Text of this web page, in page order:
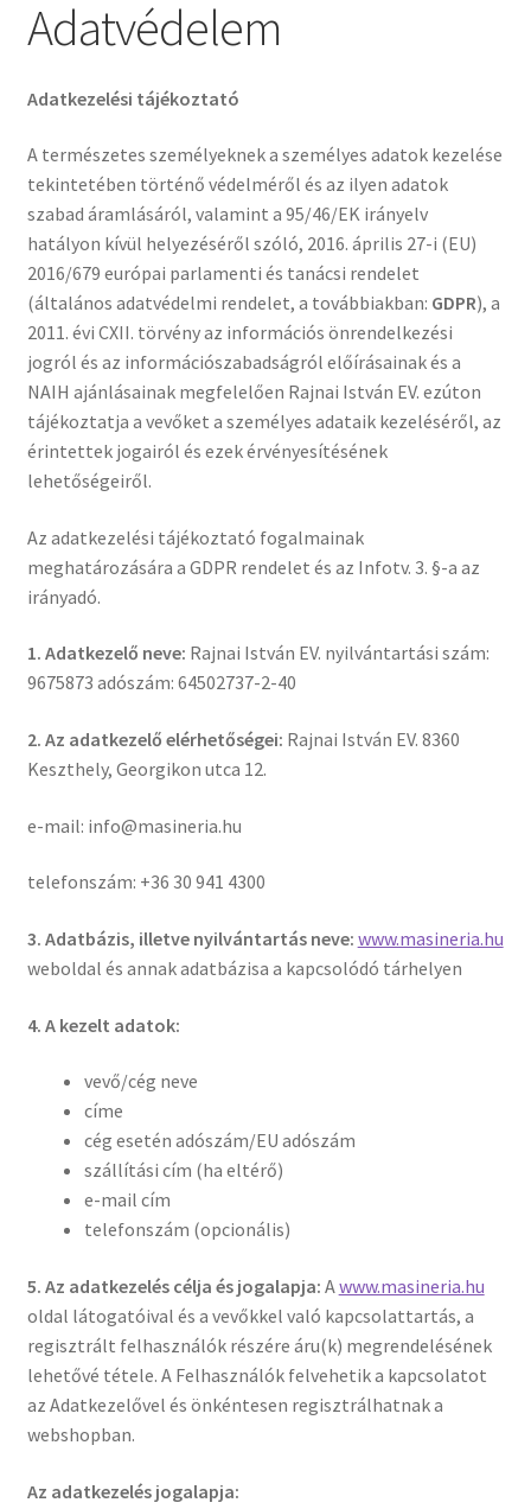
Adatvédelem
Adatkezelési tájékoztató
A természetes személyeknek a személyes adatok kezelése
tekintetében történő védelméről és az ilyen adatok
szabad áramlásáról, valamint a 95/46/EK irányelv
hatályon kívül helyezéséről szóló, 2016. április 27-i (EU)
2016/679 európai parlamenti és tanácsi rendelet
(általános adatvédelmi rendelet, a továbbiakban: GDPR), a
2011. évi CXII. törvény az információs önrendelkezési
jogról és az információszabadságról előírásainak és a
NAIH ajánlásainak megfelelően Rajnai István EV. ezúton
tájékoztatja a vevőket a személyes adataik kezeléséről, az
érintettek jogairól és ezek érvényesítésének
lehetőségeiről.
Az adatkezelési tájékoztató fogalmainak
meghatározására a GDPR rendelet és az Infotv. 3. §-a az
irányadó.
1. Adatkezelő neve: Rajnai István EV. nyilvántartási szám:
9675873 adószám: 64502737-2-40
2. Az adatkezelő elérhetőségei: Rajnai István EV. 8360
Keszthely, Georgikon utca 12.
e-mail: info@masineria.hu
telefonszám: +36 30 941 4300
3. Adatbázis, illetve nyilvántartás neve: www.masineria.hu
weboldal és annak adatbázisa a kapcsolódó tárhelyen
4. A kezelt adatok:
vevő/cég neve
címe
cég esetén adószám/EU adószám
szállítási cím (ha eltérő)
e-mail cím
telefonszám (opcionális)
5. Az adatkezelés célja és jogalapja: Awww.masineria.hu
oldal látogatóival és a vevőkkel való kapcsolattartás, a
regisztrált felhasználók részére áru(k) megrendelésének
lehetővé tétele. A Felhasználók felvehetik a kapcsolatot
az Adatkezelővel és önkéntesen regisztrálhatnak a
webshopban.
Az adatkezelés jogalapja: